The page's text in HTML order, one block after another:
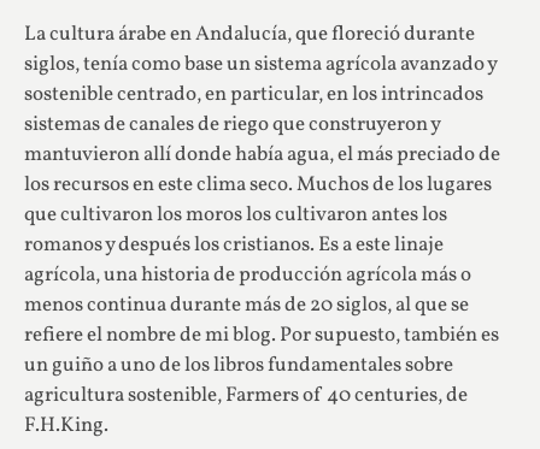
La cultura árabe en Andalucía, que floreció durante
siglos, tenía como base un sistema agrícola avanzado y
sostenible centrado, en particular, en los intrincados
sistemas de canales de riego que construyeron y
mantuvieron allí donde había agua, el más preciado de
los recursos en este clima seco. Muchos de los lugares
que cultivaron los moros los cultivaron antes los
romanos y después los cristianos. Es a este linaje
agrícola, una historia de producción agrícola más o
menos continua durante más de 20 siglos, al que se
refiere el nombre de mi blog. Por supuesto, también es
un guiño a uno de los libros fundamentales sobre
agricultura sostenible, Farmers of 40 centuries, de
F.H.King.